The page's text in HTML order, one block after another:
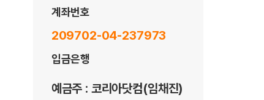
계좌번호
209702-04-237973
입금은행
예금주 : 코리아닷컴(임채진)